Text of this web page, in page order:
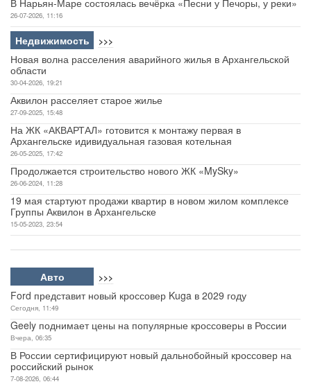
26-07-2026, 11:16
Недвижимость >>>
Новая волна расселения аварийного жилья в Архангельской
области
30-04-2026, 19:21
Аквилон расселяет старое жилье
27-09-2025, 15:48
На ЖК «АКВАРТАЛ» готовится к монтажу первая в
Архангельске идивидуальная газовая котельная
26-05-2025, 17:42
Продолжается строительство нового ЖК «MySky»
26-06-2024, 11:28
19 мая стартуют продажи квартир в новом жилом комплексе
Группы Аквилон в Архангельске
15-05-2023, 23:54
Авто >>>
Ford представит новый кроссовер Kuga в 2029 году
Сегодня, 11:49
Geely поднимает цены на популярные кроссоверы в России
Вчера, 06:35
В России сертифицируют новый дальнобойный кроссовер на
российский рынок
7-08-2026, 06:44